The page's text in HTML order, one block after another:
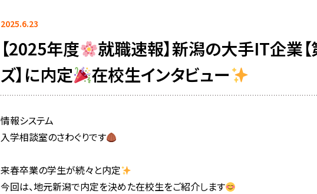
2025.6.23
【2025年度
就職速報】新潟の大手IT企業
ズ】に内定
在校生インタビュー
情報システム
入学相談室のさわぐりです
来春卒業の学生が続々と内定
今回は、地元新潟で内定を決めた在校生をご紹介します